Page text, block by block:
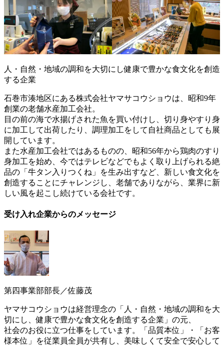
人・自然・地域の調和を大切にし健康で豊かな食文化を創造
する企業
石巻市湊地区にある株式会社ヤマサコウショウは、昭和9年
創業の老舗水産加工会社。
目の前の海で水揚げされた魚を買い付けし、切り身やすり身
に加工して出荷したり、調理加工をして自社商品としても展
開しています。
また水産加工会社ではあるものの、昭和56年から鶏肉のすり
身加工を始め、今ではテレビなどでもよく取り上げられる絶
品の「牛タン入りつくね」を生み出すなど、新しい食文化を
創造することにチャレンジし、老舗でありながら、業界に新
しい風を起こし続けている会社です。
受け入れ企業からのメッセージ
第四事業部部長／佐藤茂
ヤマサコウショウは経営理念の「人・自然・地域の調和を大
切にし、健康で豊かな食文化を創造する企業」の元、
社会のお役に立つ仕事をしています。「品質本位」・「お客
様本位」を従業員全員が共有し、美味しくて安全で安心して